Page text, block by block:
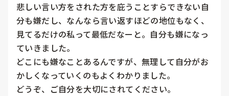
悲しい言い方をされた方を庇うことすらできない自
分も嫌だし、なんなら言い返すほどの地位もなく、
見てるだけの私って最低だなーと。自分も嫌になっ
ていきました。
どこにも嫌なことあるんですが、無理して自分がお
かしくなっていくのもよくわかりました。
どうぞ、ご自分を大切にされてください。